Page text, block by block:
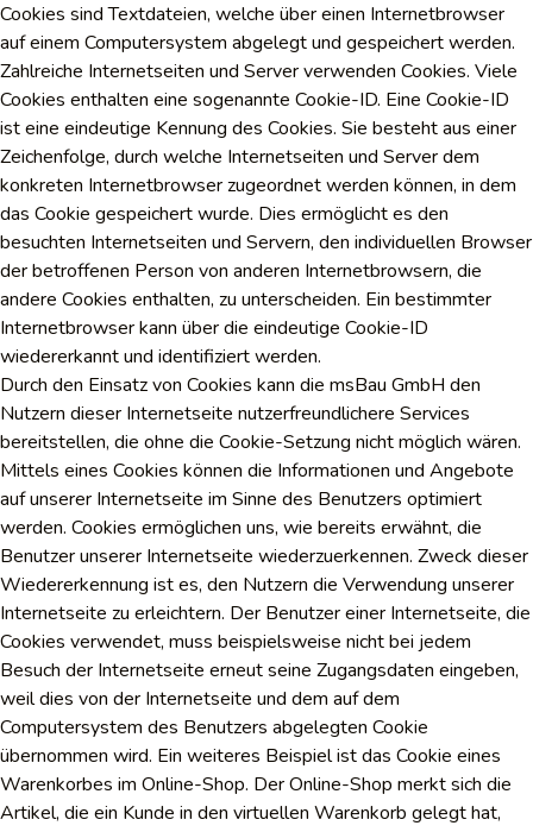
Cookies sind Textdateien, welche über einen Internetbrowser
auf einem Computersystem abgelegt und gespeichert werden.
Zahlreiche Internetseiten und Server verwenden Cookies. Viele
Cookies enthalten eine sogenannte Cookie-ID. Eine Cookie-ID
ist eine eindeutige Kennung des Cookies. Sie besteht aus einer
Zeichenfolge, durch welche Internetseiten und Server dem
konkreten Internetbrowser zugeordnet werden können, in dem
das Cookie gespeichert wurde. Dies ermöglicht es den
besuchten Internetseiten und Servern, den individuellen Browser
der betroffenen Person von anderen Internetbrowsern, die
andere Cookies enthalten, zu unterscheiden. Ein bestimmter
Internetbrowser kann über die eindeutige Cookie-ID
wiedererkannt und identifiziert werden.
Durch den Einsatz von Cookies kann die msBau GmbH den
Nutzern dieser Internetseite nutzerfreundlichere Services
bereitstellen, die ohne die Cookie-Setzung nicht möglich wären.
Mittels eines Cookies können die Informationen und Angebote
auf unserer Internetseite im Sinne des Benutzers optimiert
werden. Cookies ermöglichen uns, wie bereits erwähnt, die
Benutzer unserer Internetseite wiederzuerkennen. Zweck dieser
Wiedererkennung ist es, den Nutzern die Verwendung unserer
Internetseite zu erleichtern. Der Benutzer einer Internetseite, die
Cookies verwendet, muss beispielsweise nicht bei jedem
Besuch der Internetseite erneut seine Zugangsdaten eingeben,
weil dies von der Internetseite und dem auf dem
Computersystem des Benutzers abgelegten Cookie
übernommen wird. Ein weiteres Beispiel ist das Cookie eines
Warenkorbes im Online-Shop. Der Online-Shop merkt sich die
Artikel, die ein Kunde in den virtuellen Warenkorb gelegt hat,